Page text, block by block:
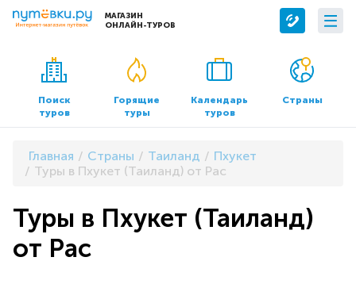
МАГАЗИН
ОНЛАЙН-ТУРОВ
Сервисы
Бронирование отелей
Трансфер
О компании
О нас
Контакты
Документы и реквизиты
Поиск
туров
Горящие
туры
Календарь
туров
Страны
Главная Страны Таиланд
Пхукет
Туры в Пхукет (Таиланд) от Pac
Туры в Пхукет (Таиланд)
от Pac